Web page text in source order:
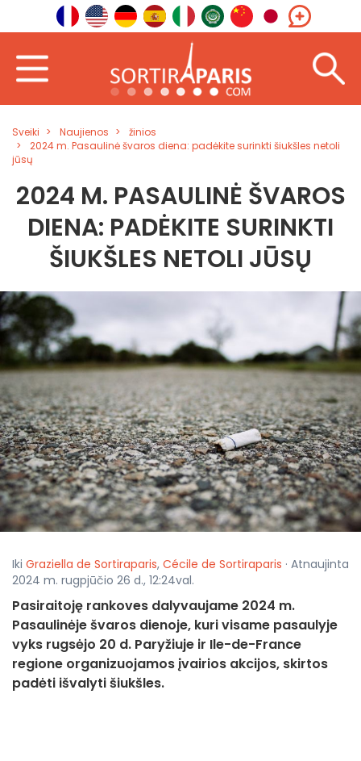
Sveiki Naujienos
žinios
2024 m. Pasaulinė švaros diena: padėkite surinkti šiukšles netoli
jūsų
2024 M. PASAULINĖ ŠVAROS
DIENA: PADĖKITE SURINKTI
ŠIUKŠLES NETOLI JŪSŲ
Iki Graziella de Sortiraparis, Cécile de Sortiraparis · Atnaujinta
2024 m. rugpjūčio 26 d., 12:24val.
Pasiraitoję rankoves dalyvaujame 2024 m.
Pasaulinėje švaros dienoje, kuri visame pasaulyje
vyks rugsėjo 20 d. Paryžiuje ir Ile-de-France
regione organizuojamos įvairios akcijos, skirtos
padėti išvalyti šiukšles.